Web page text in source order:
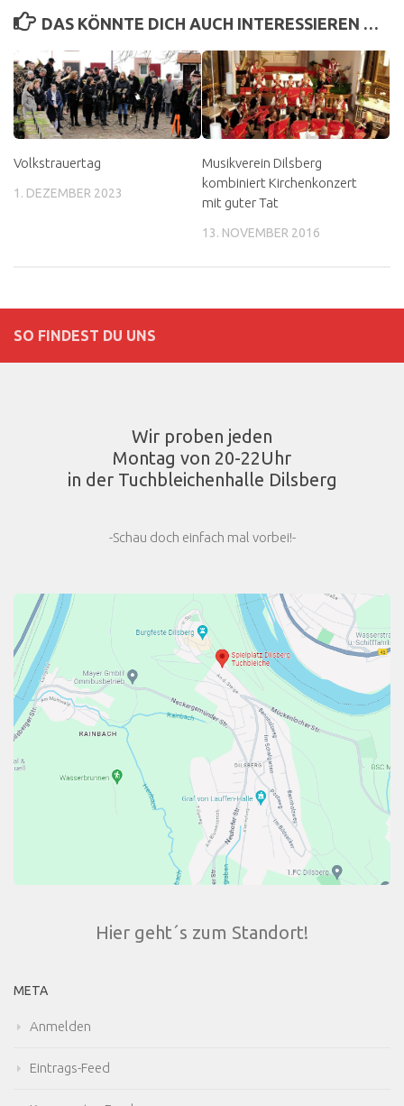
DAS KÖNNTE DICH AUCH INTERESSIEREN …
Volkstrauertag
1. DEZEMBER 2023
Musikverein Dilsberg
kombiniert Kirchenkonzert
mit guter Tat
13. NOVEMBER 2016
SO FINDEST DU UNS
Wir proben jeden
Montag von 20-22Uhr
in der Tuchbleichenhalle Dilsberg
-Schau doch einfach mal vorbei!-
Hier geht´s zum Standort!
META
Anmelden
Eintrags-Feed